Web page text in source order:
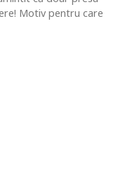
Motiv pentru care